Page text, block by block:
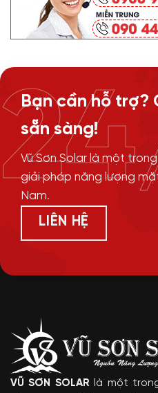
Bạn cần hỗ trợ?
sẵn sàng!
Vũ Sơn Solar là một
giải pháp năng lượng
Nam.
LIÊN HỆ
VŨ SƠN SOLAR là một